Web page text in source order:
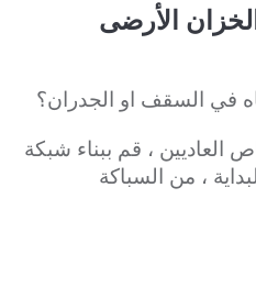
الأرضى
في السقف او الجدران؟
العاديين ، قم ببناء شبكة
، من السباكة